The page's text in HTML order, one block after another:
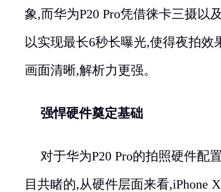
象,而华为P20 Pro凭借徕卡三摄以
以实现最长6秒长曝光,使得夜拍效
画面清晰,解析力更强。
强悍硬件奠定基础
对于华为P20 Pro的拍照硬件配
目共睹的,从硬件层面来看,iPhone